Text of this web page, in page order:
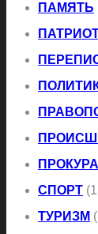
ПАМЯТЬ
СПОРТ
ТУРИЗМ